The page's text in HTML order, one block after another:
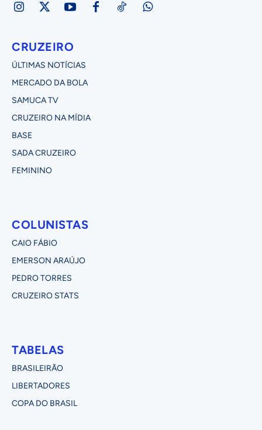
CRUZEIRO
ÚLTIMAS NOTÍCIAS
MERCADO DA BOLA
SAMUCA TV
CRUZEIRO NA MÍDIA
BASE
SADA CRUZEIRO
FEMININO
COLUNISTAS
CAIO FÁBIO
EMERSON ARAÚJO
PEDRO TORRES
CRUZEIRO STATS
TABELAS
BRASILEIRÃO
LIBERTADORES
COPA DO BRASIL